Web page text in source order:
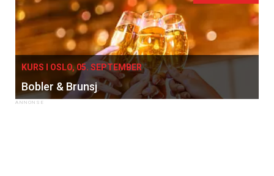
KURS I OSLO, 05. SEPTEMBER
Bobler & Brunsj